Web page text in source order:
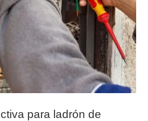
para ladrón de